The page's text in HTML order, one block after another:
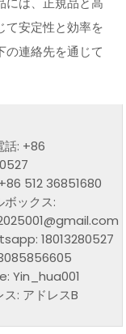
て安定性と効率を
の連絡先を通じて
話: +86
512 36851680
ボックス:
18013280527
Yin_hua001
ス: アドレスB